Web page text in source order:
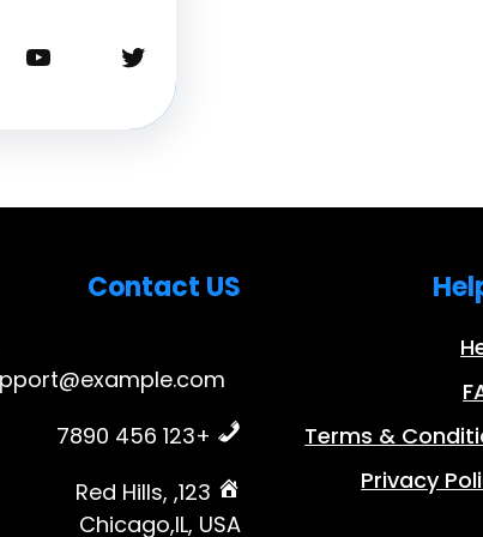
تويتر
يوتيوب
Terms &
Privacy
Contact US
+123 456 7890
123, Red Hills,
Chicago,IL, USA